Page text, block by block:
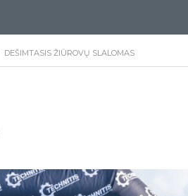
DEŠIMTASIS ŽIŪROVŲ SLALOMAS